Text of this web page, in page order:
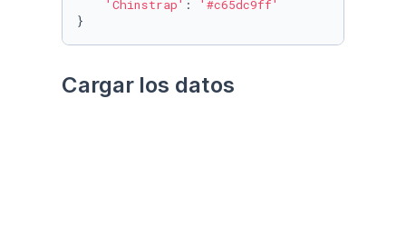
'Chinstrap' :
'#c65dc9ff'
}
Cargar los datos